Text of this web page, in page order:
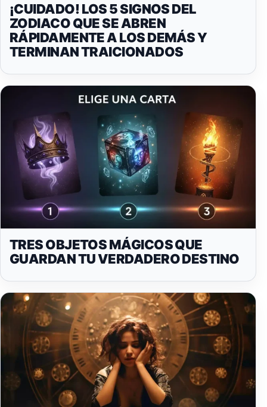
¡CUIDADO! LOS 5 SIGNOS DEL
ZODIACO QUE SE ABREN
RÁPIDAMENTE A LOS DEMÁS Y
TERMINAN TRAICIONADOS
TRES OBJETOS MÁGICOS QUE
GUARDAN TU VERDADERO DESTINO